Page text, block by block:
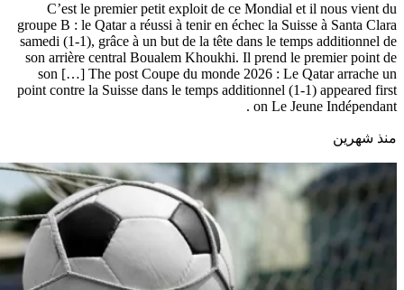
C’est le premier petit exploit de ce Mondial et il nous vient du
groupe B : le Qatar a réussi à tenir en échec la Suisse à Santa Clara
samedi (1-1), grâce à un but de la tête dans le temps additionnel de
son arrière central Boualem Khoukhi. Il prend le premier point de
son […] The post Coupe du monde 2026 : Le Qatar arrache un
point contre la Suisse dans le temps additionnel (1-1) appeared first
on Le Jeune Indépendant .
منذ شهرين